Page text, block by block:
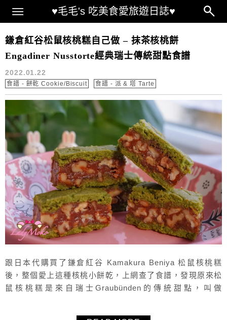
♥毛毛's 吃美食愛旅遊日誌♥
Main Menu
松鼠核桃糕
鎌倉紅谷松鼠核桃糕自己做 – 抹茶核桃餅
Engadiner Nusstorte經典瑞士傳統甜點食譜
2022.01.22
食譜 - 餅乾 Cookie/Biscuit 食譜 - 派 & 塔 Tarte
跟日本代購買了鎌倉紅谷 Kamakura Beniya 松鼠核桃糕
後，整個愛上這種核桃小餅乾，上網查了食譜，發現原來松
鼠核桃糕是來自瑞士Graubünden的傳統甜點，叫做
兩層都是塔皮的甜點，中間包著焦糖核桃，真的是有夠好